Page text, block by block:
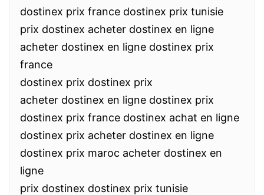
dostinex prix france dostinex prix tunisie
prix dostinex acheter dostinex en ligne
acheter dostinex en ligne dostinex prix
france
dostinex prix dostinex prix
acheter dostinex en ligne dostinex prix
dostinex prix france dostinex achat en ligne
dostinex prix acheter dostinex en ligne
dostinex prix maroc acheter dostinex en
ligne
prix dostinex dostinex prix tunisie